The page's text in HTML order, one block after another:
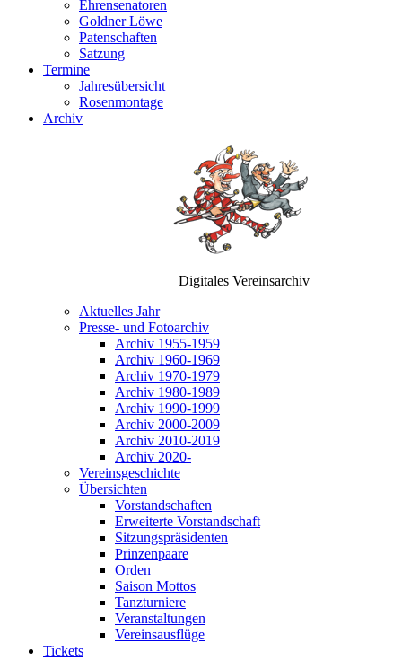
Ehrensenatoren
Goldner Löwe
Patenschaften
Satzung
Termine
Jahresübersicht
Rosenmontage
Archiv
Digitales Vereinsarchiv
Aktuelles Jahr
Presse- und Fotoarchiv
Archiv 1955-1959
Archiv 1960-1969
Archiv 1970-1979
Archiv 1980-1989
Archiv 1990-1999
Archiv 2000-2009
Archiv 2010-2019
Archiv 2020-
Vereinsgeschichte
Übersichten
Vorstandschaften
Erweiterte Vorstandschaft
Sitzungspräsidenten
Prinzenpaare
Orden
Saison Mottos
Tanzturniere
Veranstaltungen
Vereinsausflüge
Tickets